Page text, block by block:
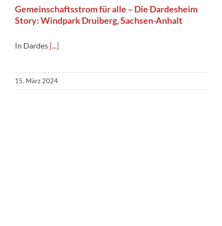
Gemeinschaftsstrom für alle – Die Dardesheim
Story: Windpark Druiberg, Sachsen-Anhalt
In Dardes [...]
15. März 2024